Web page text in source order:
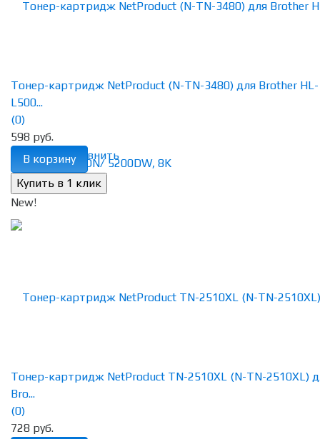
избранное сравнить
Тонер-картридж NetProduct (N-TN-3480) для Brother HL-
L500...
(0)
598 руб.
В корзину
New!
Тонер-картридж NetProduct TN-2510XL (N-TN-2510XL)
Bro...
(0)
728 руб.